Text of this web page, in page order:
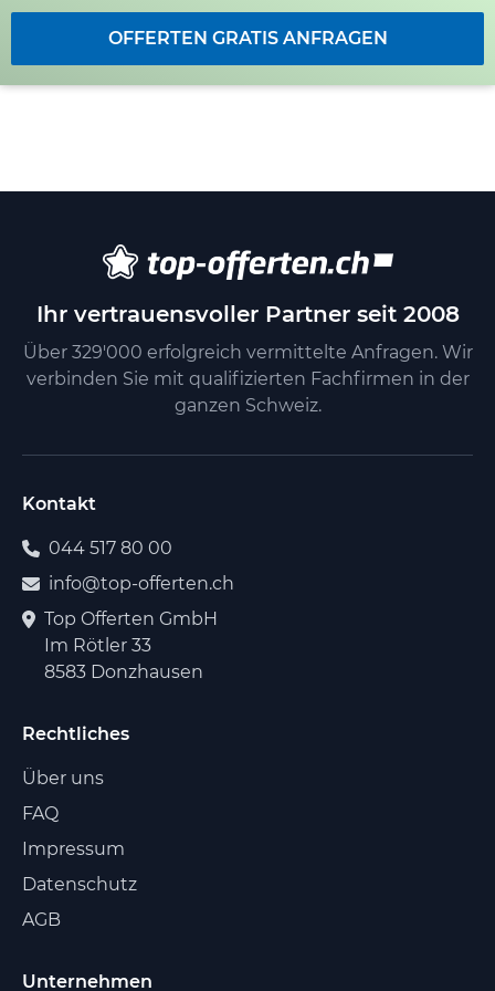
OFFERTEN GRATIS ANFRAGEN
Ihr vertrauensvoller Partner seit 2008
Über 329'000 erfolgreich vermittelte Anfragen. Wir
verbinden Sie mit qualifizierten Fachfirmen in der
ganzen Schweiz.
Kontakt
044 517 80 00
info@top-offerten.ch
Top Offerten GmbH
Im Rötler 33
8583 Donzhausen
Rechtliches
Über uns
FAQ
Impressum
Datenschutz
AGB
Unternehmen